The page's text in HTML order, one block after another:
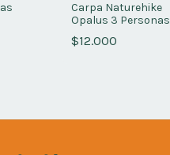
Carpa Naturehike
Opalus 3 Personas
210T
$12.000